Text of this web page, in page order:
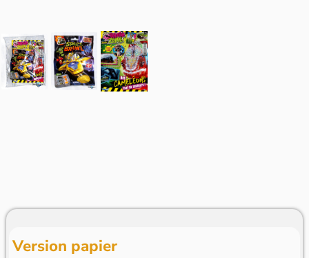
Version papier